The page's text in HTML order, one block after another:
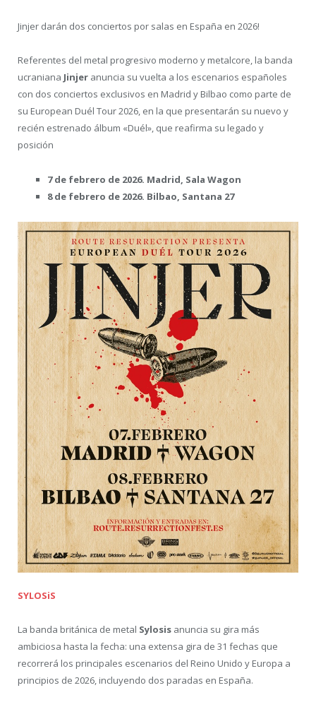
Jinjer darán dos conciertos por salas en España en 2026!
Referentes del metal progresivo moderno y metalcore, la banda
ucraniana Jinjer anuncia su vuelta a los escenarios españoles
con dos conciertos exclusivos en Madrid y Bilbao como parte de
su European Duél Tour 2026, en la que presentarán su nuevo y
recién estrenado álbum «Duél», que reafirma su legado y
posición
7 de febrero de 2026. Madrid, Sala Wagon
8 de febrero de 2026. Bilbao, Santana 27
SYLOSiS
La banda británica de metal Sylosis anuncia su gira más
ambiciosa hasta la fecha: una extensa gira de 31 fechas que
recorrerá los principales escenarios del Reino Unido y Europa a
principios de 2026, incluyendo dos paradas en España.